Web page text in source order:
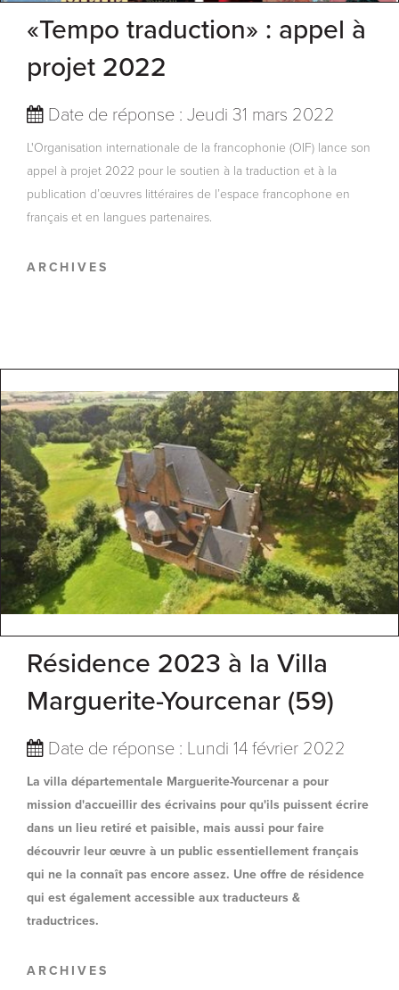
«Tempo traduction» : appel à
projet 2022
Date de réponse : Jeudi 31 mars 2022
L'Organisation internationale de la francophonie (OIF) lance son
appel à projet 2022 pour le soutien à la traduction et à la
publication d’œuvres littéraires de l’espace francophone en
français et en langues partenaires.
ARCHIVES
Résidence 2023 à la Villa
Marguerite-Yourcenar (59)
Date de réponse : Lundi 14 février 2022
La villa départementale Marguerite-Yourcenar a pour
mission d'accueillir des écrivains pour qu'ils puissent écrire
dans un lieu retiré et paisible, mais aussi pour faire
découvrir leur œuvre à un public essentiellement français
qui ne la connaît pas encore assez. Une offre de résidence
qui est également accessible aux traducteurs &
traductrices.
ARCHIVES